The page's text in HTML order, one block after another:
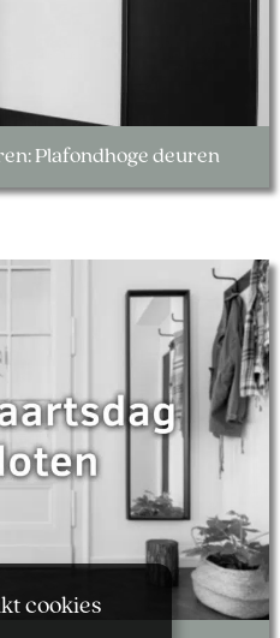
Plafondhoge deuren
cookies